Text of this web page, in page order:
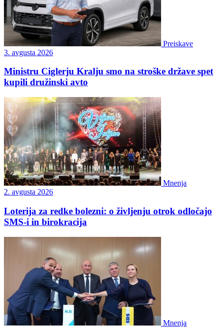
Preiskave
3. avgusta 2026
Ministru Ciglerju Kralju smo na stroške države spet
kupili družinski avto
Mnenja
2. avgusta 2026
Loterija za redke bolezni: o življenju otrok odločajo
SMS-i in birokracija
Mnenja